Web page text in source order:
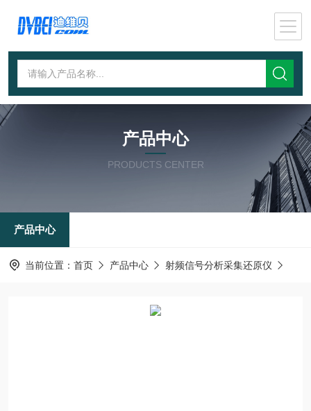
产品中心
PRODUCTS CENTER
产品中心
当前位置： 首页 产品中心 射频信号分析采集还原仪